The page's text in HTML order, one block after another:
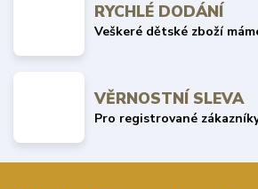
RYCHLÉ DODÁNÍ
Veškeré dětské zboží
VĚRNOSTNÍ SLEVA
Pro registrované